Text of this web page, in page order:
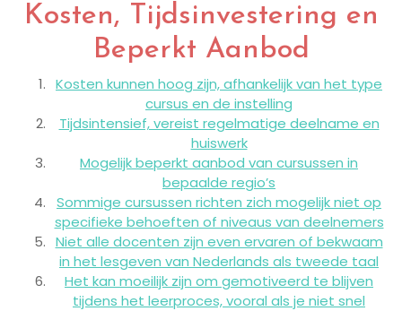
Kosten, Tijdsinvestering en
Beperkt Aanbod
Kosten kunnen hoog zijn, afhankelijk van het type
cursus en de instelling
Tijdsintensief, vereist regelmatige deelname en
huiswerk
Mogelijk beperkt aanbod van cursussen in
bepaalde regio’s
Sommige cursussen richten zich mogelijk niet op
specifieke behoeften of niveaus van deelnemers
Niet alle docenten zijn even ervaren of bekwaam
in het lesgeven van Nederlands als tweede taal
Het kan moeilijk zijn om gemotiveerd te blijven
tijdens het leerproces, vooral als je niet snel